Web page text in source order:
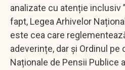
analizate cu atenție inclusiv
fapt, Legea Arhivelor
este cea care
adeverințe, dar și Ordinul
Naționale de Pensii Publice